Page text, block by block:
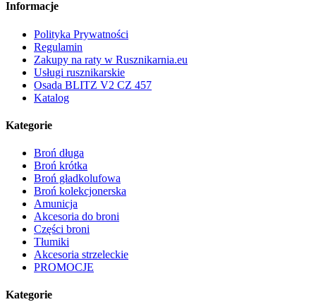
Informacje
Polityka Prywatności
Regulamin
Zakupy na raty w Rusznikarnia.eu
Usługi rusznikarskie
Osada BLITZ V2 CZ 457
Katalog
Kategorie
Broń długa
Broń krótka
Broń gładkolufowa
Broń kolekcjonerska
Amunicja
Akcesoria do broni
Części broni
Tłumiki
Akcesoria strzeleckie
PROMOCJE
Kategorie